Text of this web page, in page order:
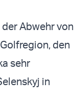
Abwehr von
den
sehr
in